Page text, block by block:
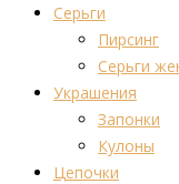
Серьги
Пирсинг
Серьги
Украшения
Запонки
Кулоны
Цепочки